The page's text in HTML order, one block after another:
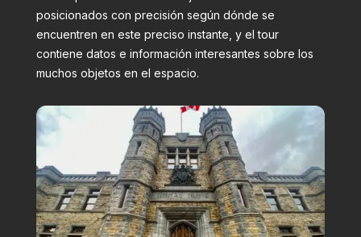
posicionados con precisión según dónde se
encuentren en este preciso instante, y el tour
contiene datos e información interesantes sobre los
muchos objetos en el espacio.